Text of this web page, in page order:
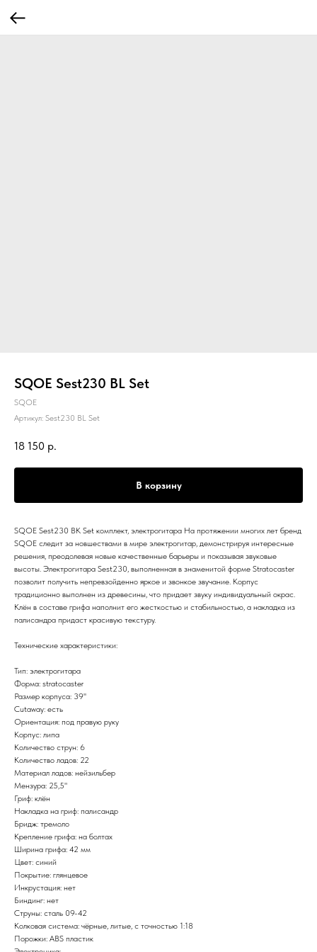
SQOE Sest230 BL Set
SQOE
Артикул: Sest230 BL Set
18 150 р.
В корзину
SQOE Sest230 BK Set комплект, электрогитара На протяжении многих лет бренд
SQOE следит за новшествами в мире электрогитар, демонстрируя интересные
решения, преодолевая новые качественные барьеры и показывая звуковые
высоты. Электрогитара Sest230, выполненная в знаменитой форме Stratocaster
позволит получить непревзойденно яркое и звонкое звучание. Корпус
традиционно выполнен из древесины, что придает звуку индивидуальный окрас.
Клён в составе грифа наполнит его жесткостью и стабильностью, а накладка из
палисандра придаст красивую текстуру.
Технические характеристики:
Тип: электрогитара
Форма: stratocaster
Размер корпуса: 39''
Cutaway: есть
Ориентация: под правую руку
Корпус: липа
Количество струн: 6
Количество ладов: 22
Материал ладов: нейзильбер
Мензура: 25,5"
Гриф: клён
Накладка на гриф: палисандр
Бридж: тремоло
Крепление грифа: на болтах
Ширина грифа: 42 мм
Цвет: синий
Покрытие: глянцевое
Инкрустация: нет
Биндинг: нет
Струны: сталь 09-42
Колковая система: чёрные, литые, с точностью 1:18
Порожки: ABS пластик